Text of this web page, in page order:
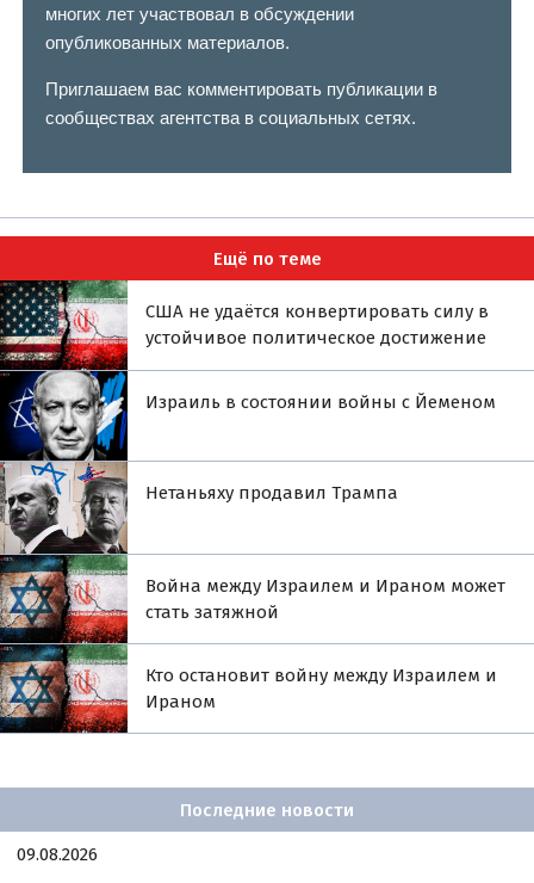
многих лет участвовал в обсуждении
опубликованных материалов.
Приглашаем вас комментировать публикации в
сообществах агентства в социальных сетях.
Ещё по теме
США не удаётся конвертировать силу в
устойчивое политическое достижение
Израиль в состоянии войны с Йеменом
Нетаньяху продавил Трампа
Война между Израилем и Ираном может
стать затяжной
Кто остановит войну между Израилем и
Ираном
Последние новости
09.08.2026